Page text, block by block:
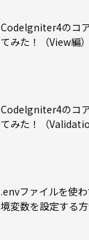
CodeIgniter4のコ
てみた！（View編）
CodeIgniter4のコ
てみた！（
.envファイルを使
境変数を設定する